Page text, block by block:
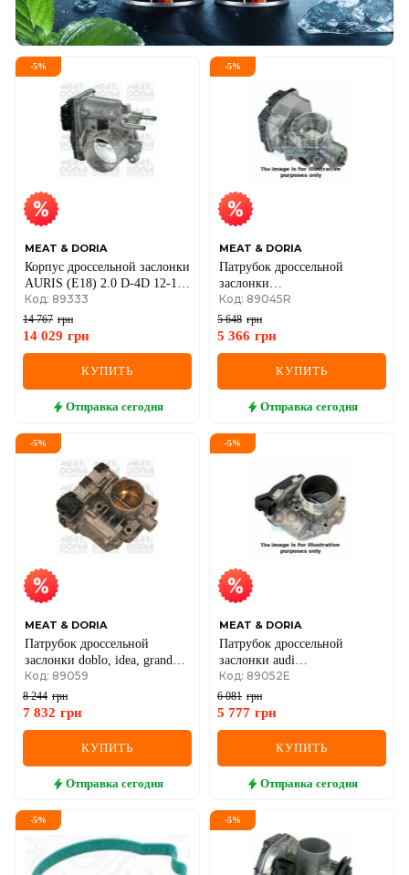
-5%
MEAT & DORIA
Корпус дроссельной заслонки
AURIS (E18) 2.0 D-4D 12-15,
RAV 4 IV (A4) 2.0 D 12-18
TOYOTA
Код: 89333
14 767 грн
14 029 грн
КУПИТЬ
Отправка сегодня
-5%
MEAT & DORIA
Патрубок дроссельной
заслонки
Berlingo,C2/3,Nemo,Fiat
Fiorino,Qubo,Peugeot
1007/206/207,Partner 1.1/1.4
Код: 89045R
5 648 грн
5 366 грн
КУПИТЬ
Отправка сегодня
-5%
MEAT & DORIA
Патрубок дроссельной
заслонки doblo, idea, grande
punto 1.4 05-
Код: 89059
8 244 грн
7 832 грн
КУПИТЬ
Отправка сегодня
-5%
MEAT & DORIA
Патрубок дроссельной
заслонки audi
a1/3/4/5/6/7/8,q5,skoda octavia
ii,roomster,amarok,caddy
iii,golf v,vi,passat,tiguan,t5
Код: 89052E
6 081 грн
5 777 грн
КУПИТЬ
Отправка сегодня
-5% -5%